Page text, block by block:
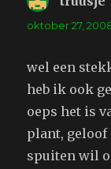
oktober 27,
wel een
heb ik ook
oeps het is
plant, geloof
spuiten wil